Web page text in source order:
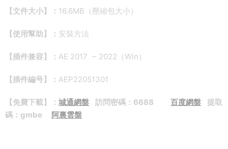
【文件大小】： 16.6MB（壓縮包大小）
【使用幫助】： 安裝方法
【插件兼容】： AE 2017 ~ 2022（Win）
【插件編号】： AEP22051301
【免費下載】 ： 城通網盤 訪問密碼：6688 百度網盤 提取
碼：gmbe
阿裏雲盤